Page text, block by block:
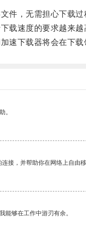
，无需担心下载过
速度的要求越来越
下载器将会在下载
。
接，并帮助你在网络上自由移
能够在工作中游刃有余。